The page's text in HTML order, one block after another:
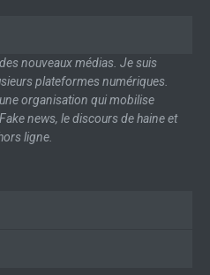
nouveaux médias. Je suis
plateformes numériques.
organisation qui mobilise
news, le discours de haine et
ligne.